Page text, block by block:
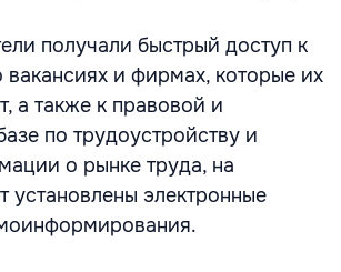
получали быстрый доступ к
и фирмах, которые их
а также к правовой и
по трудоустройству и
о рынке труда, на
установлены электронные